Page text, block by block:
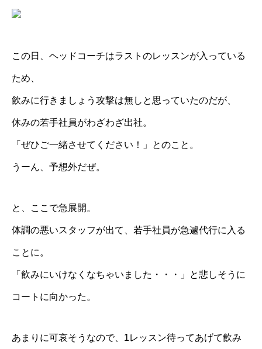
この日、ヘッドコーチはラストのレッスンが入っている
ため、
飲みに行きましょう攻撃は無しと思っていたのだが、
休みの若手社員がわざわざ出社。
「ぜひご一緒させてください！」とのこと。
うーん、予想外だぜ。
と、ここで急展開。
体調の悪いスタッフが出て、若手社員が急遽代行に入る
ことに。
「飲みにいけなくなちゃいました・・・」と悲しそうに
コートに向かった。
あまりに可哀そうなので、1レッスン待ってあげて飲み